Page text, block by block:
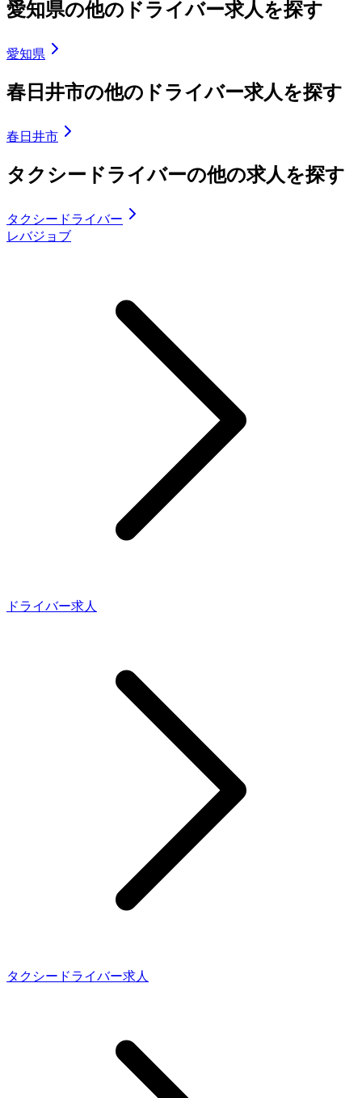
愛知県の他のドライバー求人を探す
愛知県
春日井市の他のドライバー求人を探す
春日井市
タクシードライバーの他の求人を探す
タクシードライバー
レバジョブ
ドライバー求人
タクシードライバー求人